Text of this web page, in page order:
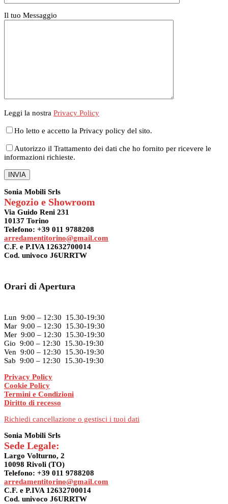
Il tuo Messaggio
Leggi la nostra Privacy Policy
Ho letto e accetto la Privacy policy del sito.
Autorizzo il Trattamento dei dati che ho fornito per ricevere le
informazioni richieste.
Sonia Mobili Srls
Negozio e Showroom
Via Guido Reni 231
10137 Torino
Telefono: +39 011 9788208
arredamentitorino@gmail.com
C.F. e P.IVA 12632700014
Cod. univoco J6URRTW
Orari di Apertura
Lun 9:00 – 12:30 15.30-19:30
Mar 9:00 – 12:30 15.30-19:30
Mer 9:00 – 12:30 15.30-19:30
Gio 9:00 – 12:30 15.30-19:30
Ven 9:00 – 12:30 15.30-19:30
Sab 9:00 – 12:30 15.30-19:30
Privacy Policy
Cookie Policy
Termini e Condizioni
Diritto di recesso
Richiedi cancellazione o gestisci i tuoi dati
Sonia Mobili Srls
Sede Legale:
Largo Volturno, 2
10098 Rivoli (TO)
Telefono: +39 011 9788208
arredamentitorino@gmail.com
C.F. e P.IVA 12632700014
Cod. univoco J6URRTW